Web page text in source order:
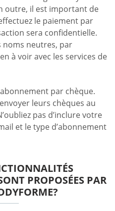
outre, il est important de
le paiement par
sera confidentielle.
noms neutres, par
à voir avec les services de
par chèque.
leurs chèques au
pas d’inclure votre
et le type d’abonnement
PROPOSÉES PAR